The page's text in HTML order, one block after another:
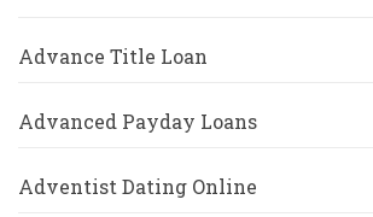
Advance Title Loan
Advanced Payday Loans
Adventist Dating Online